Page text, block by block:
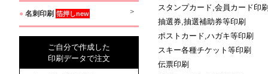
● 名刺印刷 箔押しnew
ご自分で作成した
印刷データで注文
スタンプカード,会員カード印
抽選券,抽選補助券等印刷
ポストカード,ハガキ等印刷
スキー各種チケット等印刷
伝票印刷